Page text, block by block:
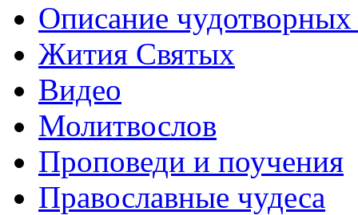
Описание
Жития Святых
Видео
Молитвослов
Проповеди и поучения
Православные чудеса